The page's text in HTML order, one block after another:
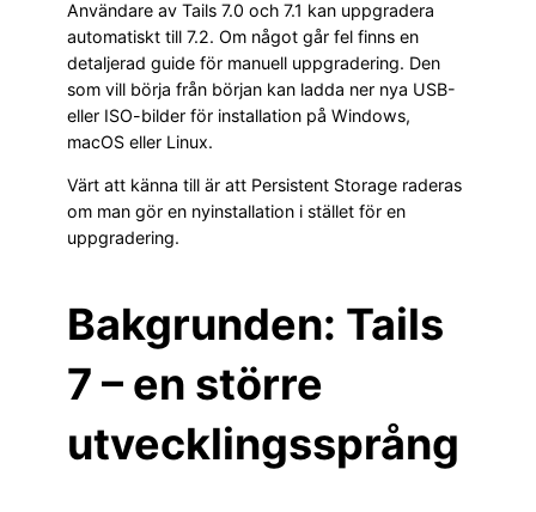
Användare av Tails 7.0 och 7.1 kan uppgradera
automatiskt till 7.2. Om något går fel finns en
detaljerad guide för manuell uppgradering. Den
som vill börja från början kan ladda ner nya USB-
eller ISO-bilder för installation på Windows,
macOS eller Linux.
Värt att känna till är att Persistent Storage raderas
om man gör en nyinstallation i stället för en
uppgradering.
Bakgrunden: Tails
7 – en större
utvecklingssprång